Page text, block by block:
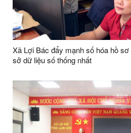
Xã Lợi Bác đẩy mạnh số hóa hồ
sở dữ liệu số thống nhất